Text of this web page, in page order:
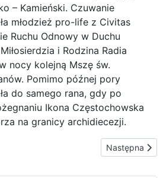
– Kamieński. Czuwanie
młodzież pro-life z Civitas
Ruchu Odnowy w Duchu
i Rodzina Radia
nocy kolejną Mszę św.
Pomimo późnej pory
do samego rana, gdy po
Ikona Częstochowska
na granicy archidiecezji.
– błogosławieństwo dzieciNastępna
Następna